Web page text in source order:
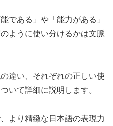
である」や「能力がある」
ように使い分けるかは文脈
違い、それぞれの正しい使
いて詳細に説明します。
より精緻な日本語の表現力